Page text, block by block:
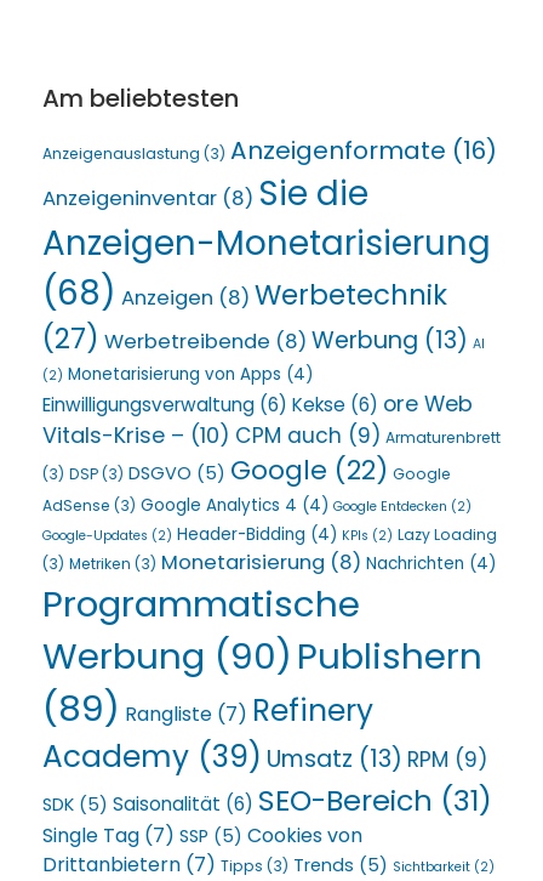
Am beliebtesten
Anzeigenauslastung (3) Anzeigenformate (16)
Anzeigeninventar (8) Sie die
Anzeigen-Monetarisierung
(68) Anzeigen (8) Werbetechnik
(27) Werbetreibende (8) Werbung (13) AI
(2) Monetarisierung von Apps (4)
Einwilligungsverwaltung (6) Kekse (6) ore Web
Vitals-Krise – (10) CPM auch (9) Armaturenbrett
(3) DSP(3) DSGVO (5) Google (22) Google
AdSense (3) Google Analytics 4 (4) Google Entdecken (2)
Google-Updates (2) Header-Bidding (4) KPIs (2) Lazy Loading
(3) Metriken (3) Monetarisierung (8) Nachrichten (4)
Programmatische
Werbung (90) Publishern
(89) Rangliste (7) Refinery
Academy (39) Umsatz (13) RPM (9)
SDK (5) Saisonalität (6) SEO-Bereich (31)
Single Tag (7) SSP (5) Cookies von
Drittanbietern (7) Tipps (3) Trends (5) Sichtbarkeit (2)